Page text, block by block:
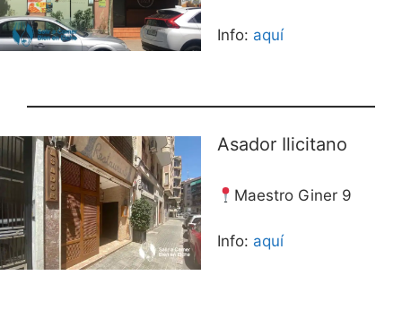
Info: aquí
Asador Ilicitano
Maestro Giner 9
Info: aquí